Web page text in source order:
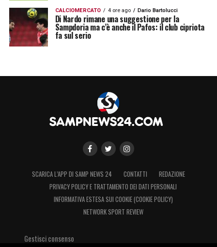
CALCIOMERCATO 4 ore ago Dario Bartolucci
Di Nardo rimane una suggestione per la
Sampdoria ma c’è anche il Pafos: il club cipriota
fa sul serio
SCARICA L’APP DI SAMP NEWS 24 CONTATTI
REDAZIONE
PRIVACY POLICY E TRATTAMENTO DEI DATI PERSONALI
INFORMATIVA ESTESA SUI COOKIE (COOKIE POLICY)
NETWORK SPORT REVIEW
Gestisci consenso